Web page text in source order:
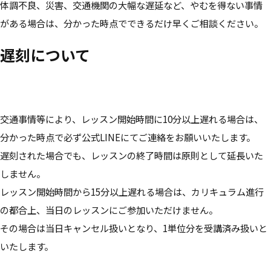
体調不良、災害、交通機関の大幅な遅延など、やむを得ない事情
がある場合は、分かった時点でできるだけ早くご相談ください。
遅刻について
交通事情等により、レッスン開始時間に10分以上遅れる場合は、
分かった時点で必ず公式LINEにてご連絡をお願いいたします。
遅刻された場合でも、レッスンの終了時間は原則として延長いた
しません。
レッスン開始時間から15分以上遅れる場合は、カリキュラム進行
の都合上、当日のレッスンにご参加いただけません。
その場合は当日キャンセル扱いとなり、1単位分を受講済み扱いと
いたします。